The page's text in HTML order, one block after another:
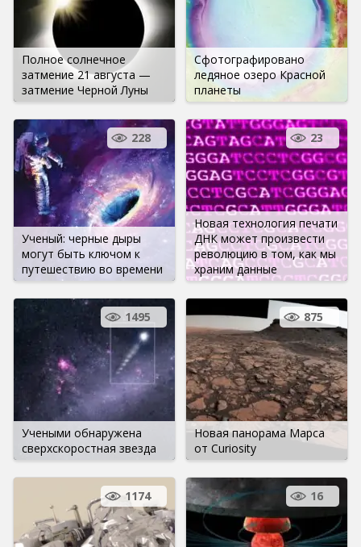
Полное солнечное
затмение 21 августа —
затмение Черной Луны
Сфотографировано
ледяное озеро Красной
планеты
Ученый: черные дыры
могут быть ключом к
путешествию во времени
228
Новая технология печати
ДНК может произвести
революцию в том, как мы
храним данные
23
Учеными обнаружена
сверхскоростная звезда
1495
Новая панорама Марса
от Curiosity
875
1174 16